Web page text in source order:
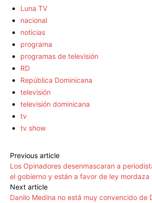
Luna TV
nacional
noticias
programa
programas de televisión
RD
República Dominicana
televisión
televisión dominicana
tv
tv show
Previous article
Los Opinadores desenmascaran a
el gobierno y están a favor de ley mordaza
Next article
Danilo Medina no está muy convencido de